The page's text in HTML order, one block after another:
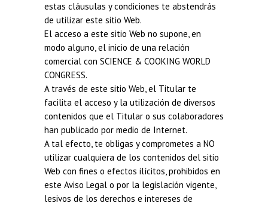
estas cláusulas y condiciones te abstendrás
de utilizar este sitio Web.
El acceso a este sitio Web no supone, en
modo alguno, el inicio de una relación
comercial con SCIENCE & COOKING WORLD
CONGRESS.
A través de este sitio Web, el Titular te
facilita el acceso y la utilización de diversos
contenidos que el Titular o sus colaboradores
han publicado por medio de Internet.
A tal efecto, te obligas y comprometes a NO
utilizar cualquiera de los contenidos del sitio
Web con fines o efectos ilícitos, prohibidos en
este Aviso Legal o por la legislación vigente,
lesivos de los derechos e intereses de